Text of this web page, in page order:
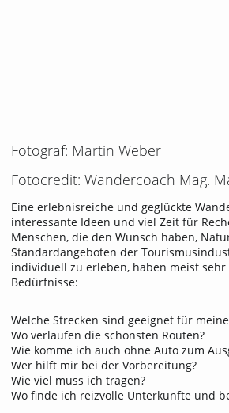
Fotograf: Martin Weber
Fotocredit: Wandercoach Mag.
Eine erlebnisreiche und geglückte
interessante Ideen und viel Zeit für
Menschen, die den Wunsch haben,
Standardangeboten der
individuell zu erleben, haben meist sehr
Bedürfnisse:
Welche Strecken sind geeignet für
Wo verlaufen die schönsten Routen?
Wie komme ich auch ohne Auto zum
Wer hilft mir bei der Vorbereitung?
Wie viel muss ich tragen?
Wo finde ich reizvolle Unterkünfte und